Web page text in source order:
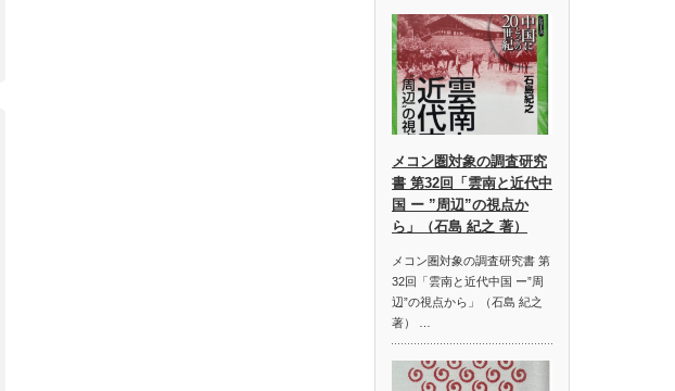
メコン圏対象の調査研究
書 第32回「雲南と近代中
国 ー ”周辺”の視点か
ら」（石島 紀之 著）
メコン圏対象の調査研究書 第
32回「雲南と近代中国 ー”周
辺”の視点から」（石島 紀之
著） …